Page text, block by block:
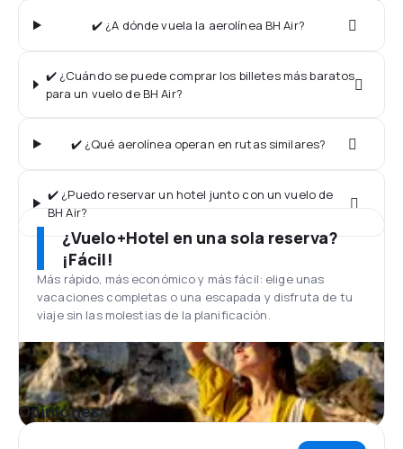
✔️ ¿A dónde vuela la aerolínea BH Air?
✔️ ¿Cuándo se puede comprar los billetes más baratos
para un vuelo de BH Air?
✔️ ¿Qué aerolínea operan en rutas similares?
✔️ ¿Puedo reservar un hotel junto con un vuelo de
BH Air?
¿Vuelo+Hotel en una sola reserva?
¡Fácil!
Más rápido, más económico y más fácil: elige unas
vacaciones completas o una escapada y disfruta de tu
viaje sin las molestias de la planificación.
Opiniones